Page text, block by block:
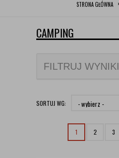
STRONA GŁÓWNA
CAMPING
FILTRUJ WYNIKI
SORTUJ WG:
1 2 3